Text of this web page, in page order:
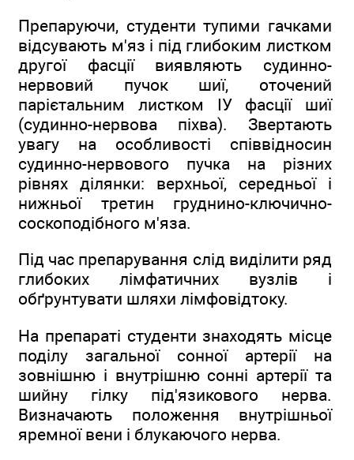
Препаруючи, студенти тупими гачками
відсувають м'яз і під глибоким листком
другої фасції виявляють судинно-
нервовий пучок шиї, оточений
парієтальним листком ІУ фасції шиї
(судинно-нервова піхва). Звертають
увагу на особливості співвідносин
судинно-нервового пучка на різних
рівнях ділянки: верхньої, середньої і
нижньої третин груднино-ключично-
соскоподібного м'яза.
Під час препарування слід виділити ряд
глибоких лімфатичних вузлів і
обґрунтувати шляхи лімфовідтоку.
На препараті студенти знаходять місце
поділу загальної сонної артерії на
зовнішню і внутрішню сонні артерії та
шийну гілку під'язикового нерва.
Визначають положення внутрішньої
яремної вени і блукаючого нерва.